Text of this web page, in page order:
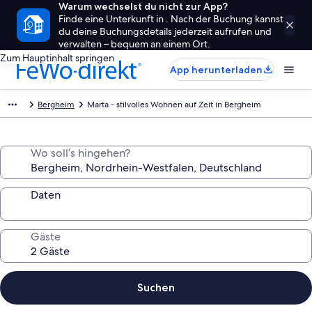
Warum wechselst du nicht zur App?
Finde eine Unterkunft in . Nach der Buchung kannst
du deine Buchungsdetails jederzeit aufrufen und
verwalten – bequem an einem Ort.
Zum Hauptinhalt springen
App herunterladen
Bergheim Marta - stilvolles Wohnen auf Zeit in Bergheim
Wo soll’s hingehen?
Daten
Gäste
Suchen